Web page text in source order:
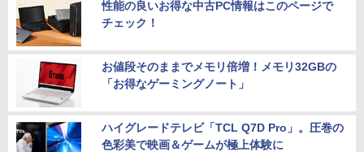
性能の良いお得な中古PC情報はこのページで
チェック！
お値段そのままでメモリ倍増！メモリ32GBの
「お得なゲーミングノート」
ハイグレードテレビ「TCL Q7D Pro」。圧巻の
色彩美で映画＆ゲームが極上体験に